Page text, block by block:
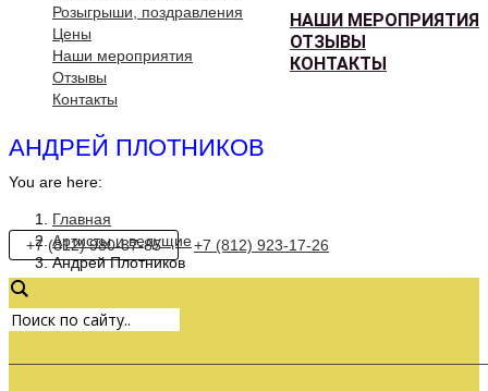
НАШИ МЕРОПРИЯТИЯ
ОТЗЫВЫ
КОНТАКТЫ
Розыгрыши, поздравления
Цены
Наши мероприятия
Отзывы
Контакты
АНДРЕЙ ПЛОТНИКОВ
You are here:
Главная
Артисты и ведущие
Андрей Плотников
+7 (812) 980-87-85 +7 (812) 923-17-26